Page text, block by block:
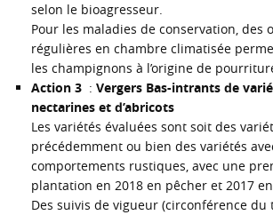
selon le bioagresseur.
Pour les maladies de conservation, des
régulières en chambre climatisée
les champignons à l’origine de
Action 3 : Vergers Bas-intrants de
nectarines et d’abricots
Les variétés évaluées sont soit des
précédemment ou bien des variétés
comportements rustiques, avec une
plantation en 2018 en pêcher et 2017
Des suivis de vigueur (circonférence du